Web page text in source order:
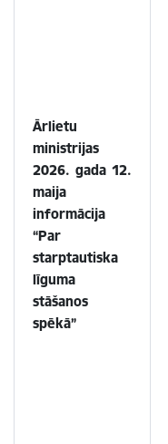
Ārlietu
ministrijas
2026. gada 12.
maija
informācija
“Par
starptautiska
līguma
stāšanos
spēkā”